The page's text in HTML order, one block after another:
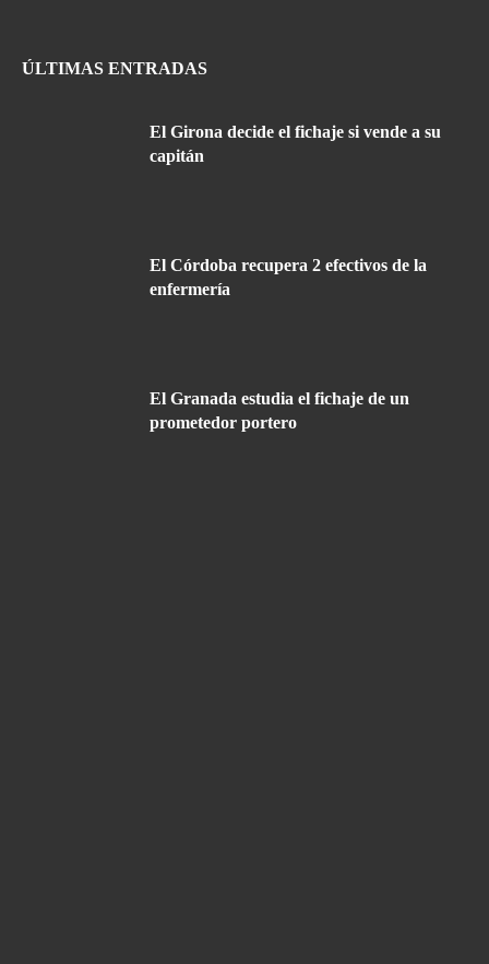
ÚLTIMAS ENTRADAS
El Girona decide el fichaje si vende a su
capitán
El Córdoba recupera 2 efectivos de la
enfermería
El Granada estudia el fichaje de un
prometedor portero